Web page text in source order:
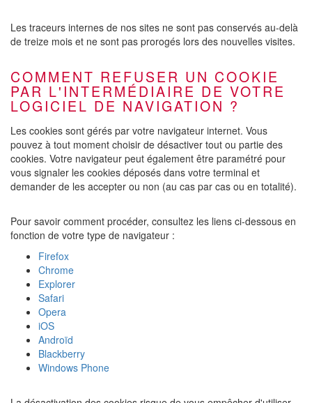
Les traceurs internes de nos sites ne sont pas conservés au-delà
de treize mois et ne sont pas prorogés lors des nouvelles visites.
COMMENT REFUSER UN COOKIE
PAR L'INTERMÉDIAIRE DE VOTRE
LOGICIEL DE NAVIGATION ?
Les cookies sont gérés par votre navigateur internet. Vous
pouvez à tout moment choisir de désactiver tout ou partie des
cookies. Votre navigateur peut également être paramétré pour
vous signaler les cookies déposés dans votre terminal et
demander de les accepter ou non (au cas par cas ou en totalité).
Pour savoir comment procéder, consultez les liens ci-dessous en
fonction de votre type de navigateur :
Firefox
Chrome
Explorer
Safari
Opera
iOS
Androïd
Blackberry
Windows Phone